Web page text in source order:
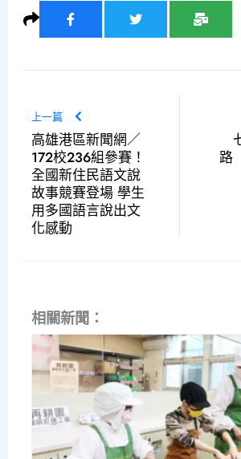
上一篇
高雄港區新聞網／
172校236組參賽！
全國新住民語文說
故事競賽登場 學生
用多國語言說出文
化感動
路
相關新聞：